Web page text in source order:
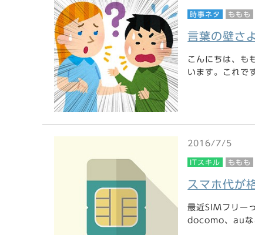
時事ネタ ももも
言葉の壁さ
こんにちは、も
います。これで
2016/7/5
ITスキル ももも
スマホ代が
最近SIMフリー
docomo、auな